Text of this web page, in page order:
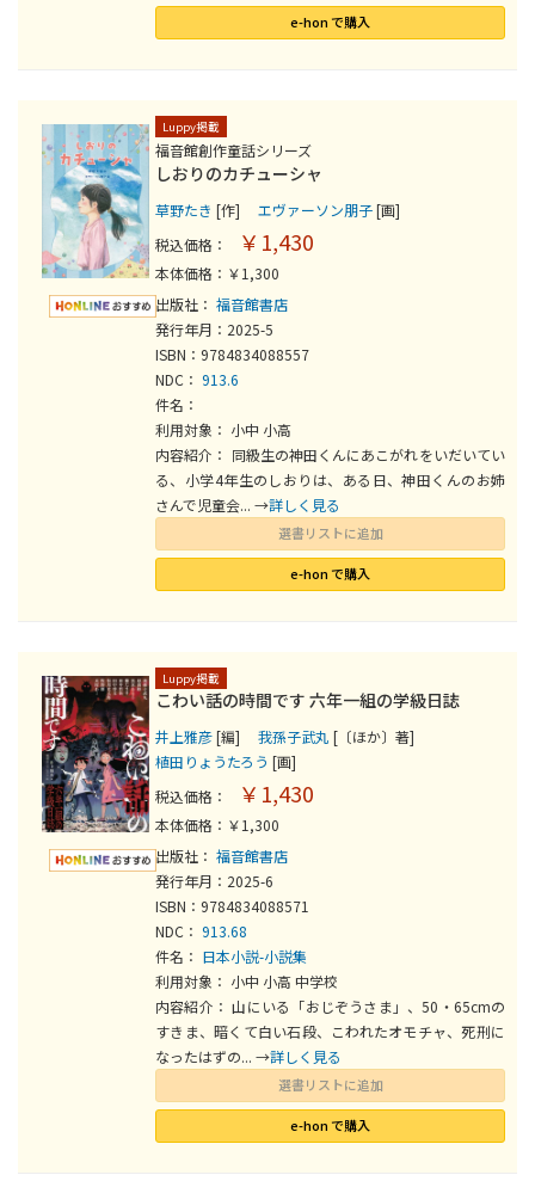
e-hon で購入
Luppy掲載
福音館創作童話シリーズ
しおりのカチューシャ
草野たき [作] エヴァーソン朋子[画]
税込価格：
￥1,430
本体価格：￥1,300
出版社： 福音館書店
発行年月：2025-5
ISBN：9784834088557
NDC： 913.6
件名：
利用対象： 小中 小高
内容紹介： 同級生の神田くんにあこがれをいだいてい
る、小学4年生のしおりは、ある日、神田くんのお姉
さんで児童会... →詳しく見る
選書リストに追加
e-hon で購入
Luppy掲載
こわい話の時間です 六年一組の学級日誌
井上雅彦[編] 我孫子武丸 [〔ほか〕著]
植田りょうたろう [画]
税込価格：
￥1,430
本体価格：￥1,300
出版社： 福音館書店
発行年月：2025-6
ISBN：9784834088571
NDC： 913.68
件名： 日本小説-小説集
利用対象： 小中 小高 中学校
内容紹介： 山にいる「おじぞうさま」、50・65cmの
すきま、暗くて白い石段、こわれたオモチャ、死刑に
なったはずの... →詳しく見る
選書リストに追加
e-hon で購入